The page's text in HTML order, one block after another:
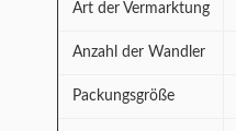
Art der Vermarktung
Anzahl der Wandler
Packungsgröße